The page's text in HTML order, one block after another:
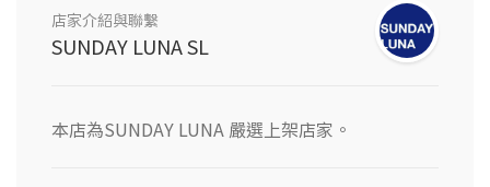
店家介紹與聯繫
SUNDAY LUNA SL
本店為SUNDAY LUNA 嚴選上架店家。